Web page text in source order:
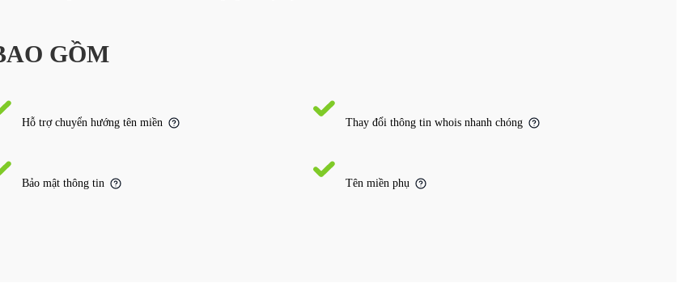
GỒM
Hỗ trợ chuyển hướng tên miền Thay đổi thông tin whois nhanh chóng
Bảo mật thông tin Tên miền phụ